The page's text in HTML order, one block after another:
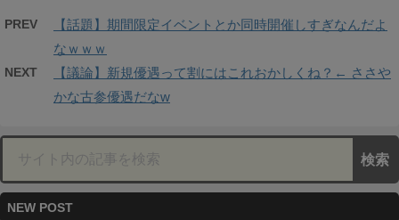
PREV
【話題】期間限定イベントとか同時開催しすぎなんだよ
なｗｗｗ
NEXT
【議論】新規優遇って割にはこれおかしくね？← ささや
かな古参優遇だなw
NEW POST